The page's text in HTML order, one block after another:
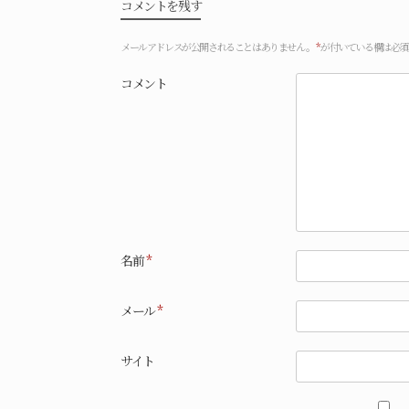
コメントを残す
メールアドレスが公開されることはありません。 *が付いている欄は必
コメント
名前*
メール*
サイト